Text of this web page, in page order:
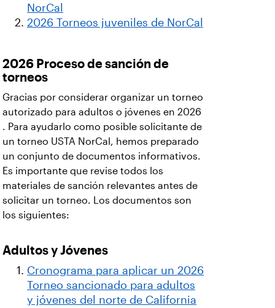
NorCal
2026 Torneos juveniles de NorCal
2026 Proceso de sanción de
torneos
Gracias por considerar organizar un torneo
autorizado para adultos o jóvenes en 2026
. Para ayudarlo como posible solicitante de
un torneo USTA NorCal, hemos preparado
un conjunto de documentos informativos.
Es importante que revise todos los
materiales de sanción relevantes antes de
solicitar un torneo. Los documentos son
los siguientes:
Adultos y Jóvenes
Cronograma para aplicar un 2026
Torneo sancionado para adultos
y jóvenes del norte de California